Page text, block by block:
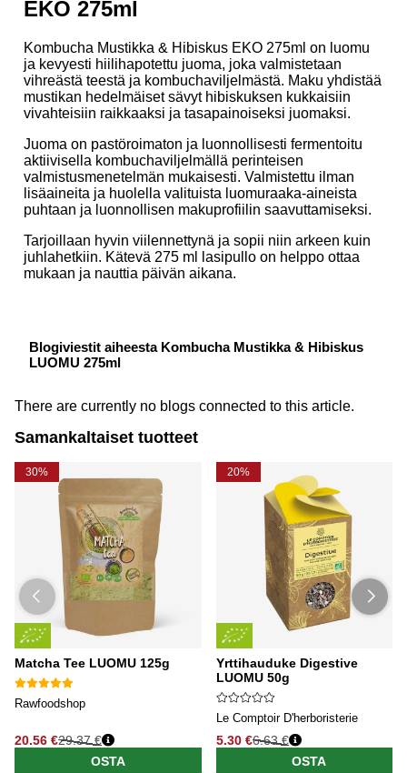
EKO 275ml
Kombucha Mustikka & Hibiskus EKO 275ml on luomu
ja kevyesti hiilihapotettu juoma, joka valmistetaan
vihreästä teestä ja kombuchaviljelmästä. Maku yhdistää
mustikan hedelmäiset sävyt hibiskuksen kukkaisiin
vivahteisiin raikkaaksi ja tasapainoiseksi juomaksi.
Juoma on pastöroimaton ja luonnollisesti fermentoitu
aktiivisella kombuchaviljelmällä perinteisen
valmistusmenetelmän mukaisesti. Valmistettu ilman
lisäaineita ja huolella valituista luomuraaka-aineista
puhtaan ja luonnollisen makuprofiilin saavuttamiseksi.
Tarjoillaan hyvin viilennettynä ja sopii niin arkeen kuin
juhlahetkiin. Kätevä 275 ml lasipullo on helppo ottaa
mukaan ja nauttia päivän aikana.
Blogiviestit aiheesta Kombucha Mustikka & Hibiskus
LUOMU 275ml
There are currently no blogs connected to this article.
Samankaltaiset tuotteet
30%
Matcha Tee LUOMU 125g
Rawfoodshop
20.56 €29.37 €
OSTA
20%
Yrttihauduke Digestive
LUOMU 50g
Le Comptoir D'herboristerie
5.30 €6.63 €
OSTA